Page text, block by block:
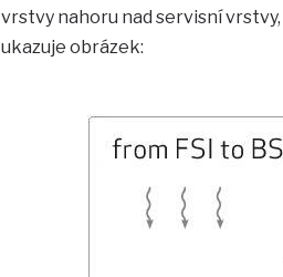
vrstvy nahoru nad servisní
ukazuje obrázek: